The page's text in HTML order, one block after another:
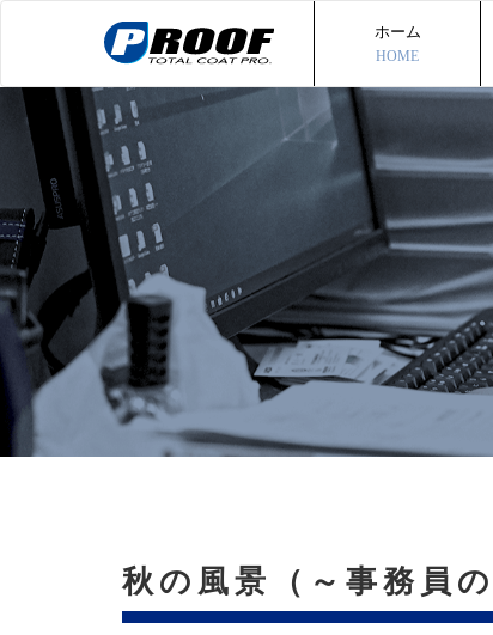
ホーム
HOME
秋の風景（～事務員